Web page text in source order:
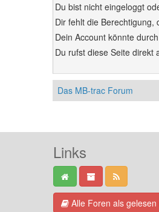
Du bist nicht eingeloggt
Dir fehlt die
Dein Account könnte
Du rufst diese Seite direkt
Das MB-trac Forum
Links
Alle Foren als